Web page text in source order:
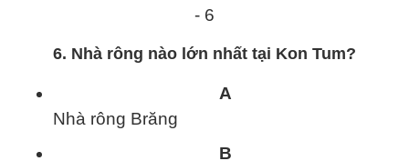
6. Nhà rông nào lớn nhất tại Kon Tum?
A
Nhà rông Brăng
B